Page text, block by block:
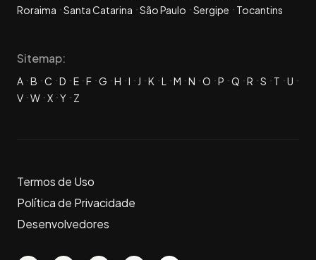
Roraima
Santa Catarina São Paulo Sergipe Tocantins
Sitemap:
A B C D E F G H I J K L M N O P Q R S T
U
V W X Y Z
Termos de Uso
Política de Privacidade
Desenvolvedores